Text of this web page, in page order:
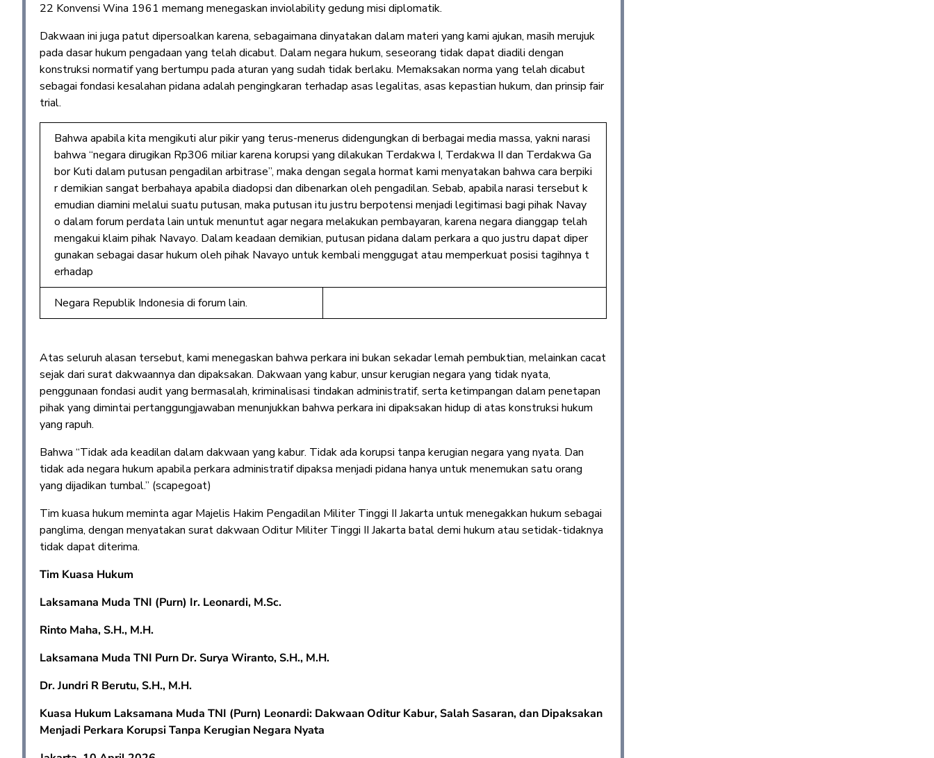
22 Konvensi Wina 1961 memang menegaskan inviolability gedung misi diplomatik.
Dakwaan ini juga patut dipersoalkan karena, sebagaimana dinyatakan dalam materi yang kami ajukan, masih merujuk
pada dasar hukum pengadaan yang telah dicabut. Dalam negara hukum, seseorang tidak dapat diadili dengan
konstruksi normatif yang bertumpu pada aturan yang sudah tidak berlaku. Memaksakan norma yang telah dicabut
sebagai fondasi kesalahan pidana adalah pengingkaran terhadap asas legalitas, asas kepastian hukum, dan prinsip fair
trial.
Bahwa apabila kita mengikuti alur pikir yang terus-menerus didengungkan di berbagai media massa, yakni narasi
bahwa “negara dirugikan Rp306 miliar karena korupsi yang dilakukan Terdakwa I, Terdakwa II dan Terdakwa Ga
bor Kuti dalam putusan pengadilan arbitrase”, maka dengan segala hormat kami menyatakan bahwa cara berpiki
r demikian sangat berbahaya apabila diadopsi dan dibenarkan oleh pengadilan. Sebab, apabila narasi tersebut k
emudian diamini melalui suatu putusan, maka putusan itu justru berpotensi menjadi legitimasi bagi pihak Navay
o dalam forum perdata lain untuk menuntut agar negara melakukan pembayaran, karena negara dianggap telah
mengakui klaim pihak Navayo. Dalam keadaan demikian, putusan pidana dalam perkara a quo justru dapat diper
gunakan sebagai dasar hukum oleh pihak Navayo untuk kembali menggugat atau memperkuat posisi tagihnya t
erhadap
Negara Republik Indonesia di forum lain.
Atas seluruh alasan tersebut, kami menegaskan bahwa perkara ini bukan sekadar lemah pembuktian, melainkan cacat
sejak dari surat dakwaannya dan dipaksakan. Dakwaan yang kabur, unsur kerugian negara yang tidak nyata,
penggunaan fondasi audit yang bermasalah, kriminalisasi tindakan administratif, serta ketimpangan dalam penetapan
pihak yang dimintai pertanggungjawaban menunjukkan bahwa perkara ini dipaksakan hidup di atas konstruksi hukum
yang rapuh.
Bahwa “Tidak ada keadilan dalam dakwaan yang kabur. Tidak ada korupsi tanpa kerugian negara yang nyata. Dan
tidak ada negara hukum apabila perkara administratif dipaksa menjadi pidana hanya untuk menemukan satu orang
yang dijadikan tumbal.” (scapegoat)
Tim kuasa hukum meminta agar Majelis Hakim Pengadilan Militer Tinggi II Jakarta untuk menegakkan hukum sebagai
panglima, dengan menyatakan surat dakwaan Oditur Militer Tinggi II Jakarta batal demi hukum atau setidak-tidaknya
tidak dapat diterima.
Tim Kuasa Hukum
Laksamana Muda TNI (Purn) Ir. Leonardi, M.Sc.
Rinto Maha, S.H., M.H.
Laksamana Muda TNI Purn Dr. Surya Wiranto, S.H., M.H.
Dr. Jundri R Berutu,S.H., M.H.
Kuasa Hukum Laksamana Muda TNI (Purn) Leonardi: Dakwaan Oditur Kabur, Salah Sasaran, dan Dipaksakan
Menjadi Perkara Korupsi Tanpa Kerugian Negara Nyata